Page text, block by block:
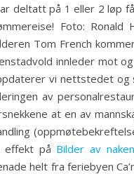
deltatt på 1 eller 2 løp
Foto: Ronald
Tom French
innleder mot
vi nettstedet
av
at en av
effekt på Bilder av
helt fra feriebyen